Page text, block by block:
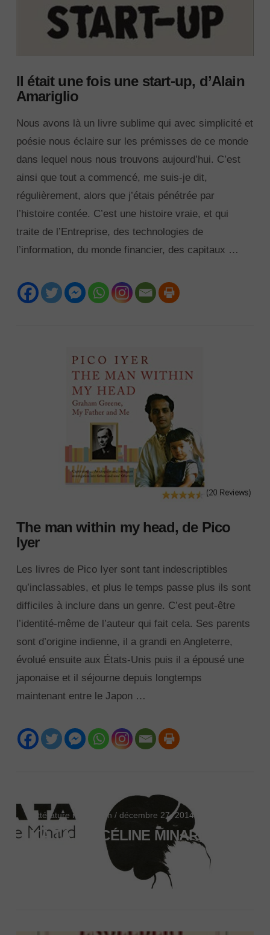
VIEW POST
Il était une fois une start-up, d’Alain
Amariglio
Nous avons là un livre sublime qui avec simplicité et
poésie nous éclaire sur les prémisses de ce monde
dans lequel nous nous trouvons aujourd’hui. C’est
ainsi que tout a commencé, me suis-je dit,
régulièrement, alors que j’étais pénétrée par
l’histoire contée. C’est une histoire vraie, et qui
traite de l’Entreprise, des technologies de
l’information, du monde financier, des capitaux …
VIEW POST
The man within my head, de Pico
Iyer
Les livres de Pico Iyer sont tant indescriptibles
qu’inclassables, et plus le temps passe plus ils sont
difficiles à inclure dans un genre. C’est peut-être
l’identité-même de l’auteur qui fait cela. Ses parents
sont d’origine indienne, il a grandi en Angleterre,
évolué ensuite aux États-Unis puis il a épousé une
japonaise et il séjourne depuis longtemps
maintenant entre le Japon …
Littérature non-fiction / décembre 27, 2014
KA TA, DE CÉLINE MINARD